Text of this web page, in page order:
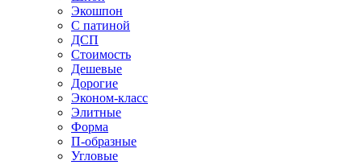
Экошпон
С патиной
ДСП
Стоимость
Дешевые
Дорогие
Эконом-класс
Элитные
Форма
П-образные
Угловые